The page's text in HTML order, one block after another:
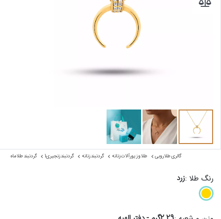
گالری طلا روبی طلا و زیورآلات زنانه گردنبند زنانه گردنبند زنجیری1 گردنبند طلا ماه
رنگ طلا :زرد